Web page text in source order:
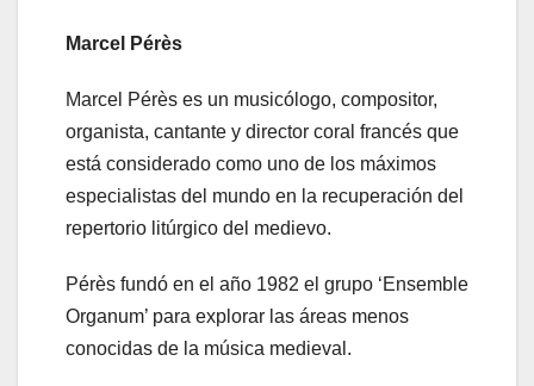
Marcel Pérès
Marcel Pérès es un musicólogo, compositor,
organista, cantante y director coral francés que
está considerado como uno de los máximos
especialistas del mundo en la recuperación del
repertorio litúrgico del medievo.
Pérès fundó en el año 1982 el grupo ‘Ensemble
Organum’ para explorar las áreas menos
conocidas de la música medieval.